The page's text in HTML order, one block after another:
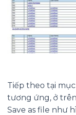
Tiếp theo tại
tương ứng, ở trên
Save as file như